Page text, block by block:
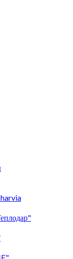
harvia